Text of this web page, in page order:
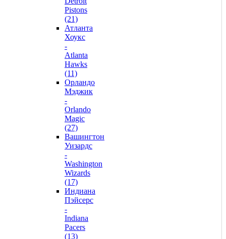
Pistons
(21)
Атланта
Хоукс
-
Atlanta
Hawks
(11)
Орландо
Мэджик
-
Orlando
Magic
(27)
Вашингтон
Уизардс
-
Washington
Wizards
(17)
Индиана
Пэйсерс
-
Indiana
Pacers
(13)